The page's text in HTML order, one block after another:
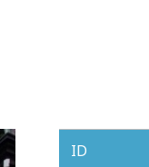
ID